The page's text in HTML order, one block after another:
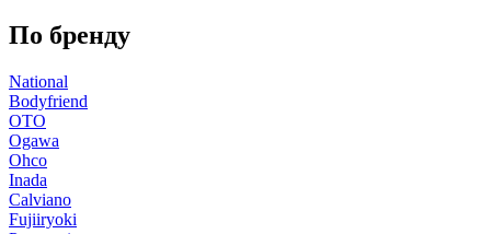
По бренду
National
Bodyfriend
OTO
Ogawa
Ohco
Inada
Calviano
Fujiiryoki